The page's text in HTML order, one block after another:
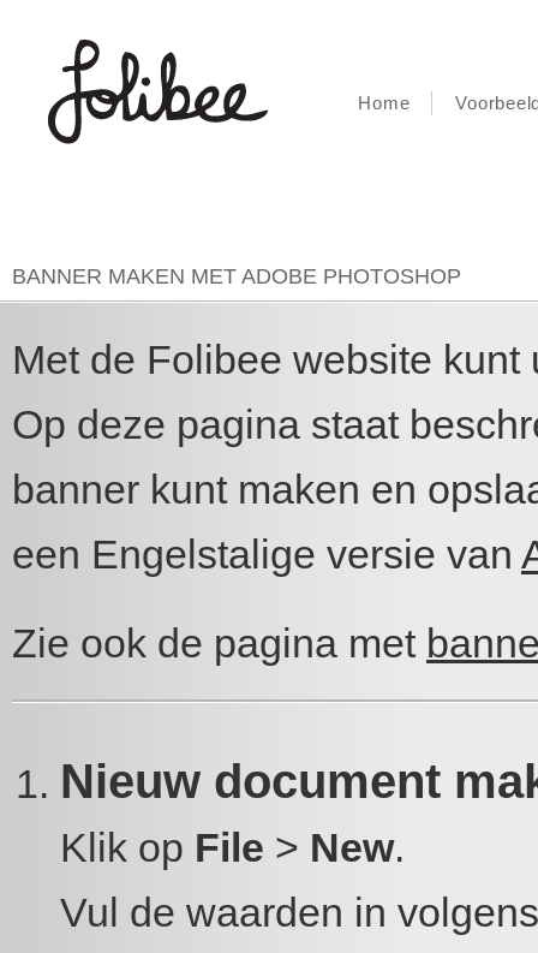
Home
BANNER MAKEN MET ADOBE PHOTOSHOP
Met de Folibee website
Op deze pagina staat
banner kunt maken en
een Engelstalige versie van
Zie ook de pagina met
Nieuw document
Klik op File > New.
Vul de waarden in